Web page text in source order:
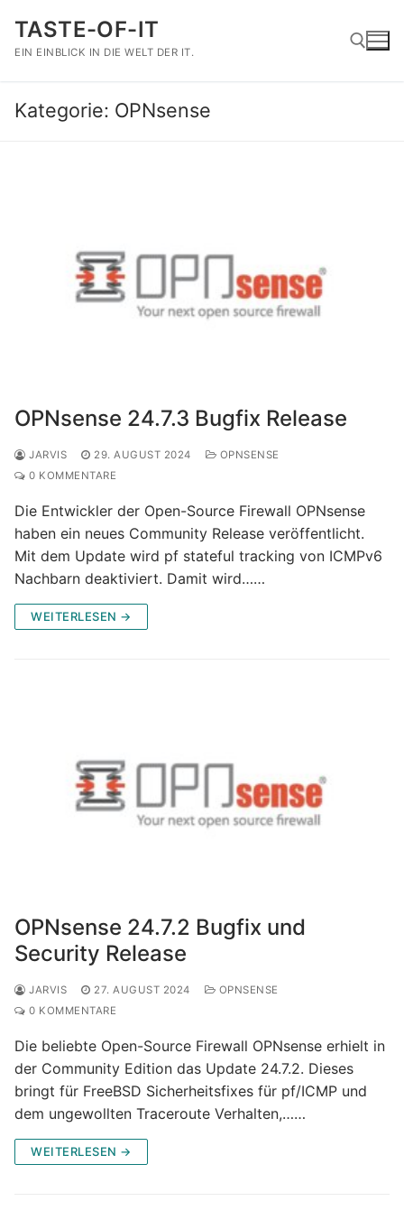
Inhalt
springen
TASTE-OF-IT
EIN EINBLICK IN DIE WELT DER IT.
Suchen nach:
Kategorie: OPNsense
OPNsense 24.7.3 Bugfix Release
JARVIS 29. AUGUST 2024
OPNSENSE
0 KOMMENTARE
Die Entwickler der Open-Source Firewall OPNsense
haben ein neues Community Release veröffentlicht.
Mit dem Update wird pf stateful tracking von ICMPv6
Nachbarn deaktiviert. Damit wird……
WEITERLESEN →
OPNsense 24.7.2 Bugfix und
Security Release
JARVIS 27. AUGUST 2024
OPNSENSE
0 KOMMENTARE
Die beliebte Open-Source Firewall OPNsense erhielt in
der Community Edition das Update 24.7.2. Dieses
bringt für FreeBSD Sicherheitsfixes für pf/ICMP und
dem ungewollten Traceroute Verhalten,……
WEITERLESEN →